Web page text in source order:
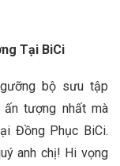
Tại BiCi
bộ sưu tập
ấn tượng nhất mà
Đồng Phục BiCi.
anh chị! Hi vọng